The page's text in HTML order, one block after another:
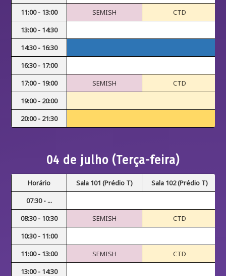
11:00 - 13:00
SEMISH
CTD
13:00 - 14:30
14:30 - 16:30
16:30 - 17:00
17:00 - 19:00
SEMISH
CTD
19:00 - 20:00
20:00 - 21:30
04 de julho (Terça-feira)
Horário Sala 101 (Prédio T)
Sala 102 (Prédio T)
07:30 - ...
08:30 - 10:30
SEMISH
CTD
10:30 - 11:00
11:00 - 13:00
SEMISH
CTD
13:00 - 14:30